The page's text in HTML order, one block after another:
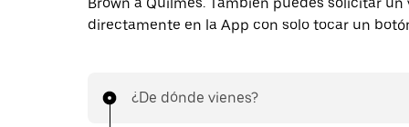
directamente en la App con solo tocar un
¿De dónde vienes?